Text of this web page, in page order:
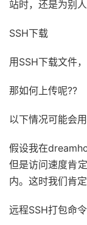
站时，还是为别
SSH下载
用SSH下载文件
那如何上传呢??
以下情况可能会用
假设我在
但是访问速度肯
内。这时我们肯
远程SSH打包命令